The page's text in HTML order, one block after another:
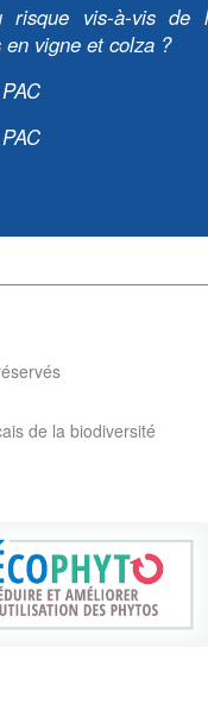
risque vis-à-vis de
vigne et colza ?
de la biodiversité